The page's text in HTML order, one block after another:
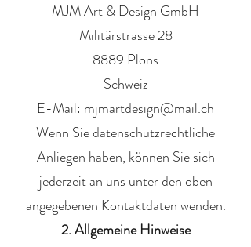
MJM Art & Design GmbH
Militärstrasse 28
8889 Plons
Schweiz
E-Mail: mjmartdesign@mail.ch
Wenn Sie datenschutzrechtliche
Anliegen haben, können Sie sich
jederzeit an uns unter den oben
angegebenen Kontaktdaten wenden.
2. Allgemeine Hinweise